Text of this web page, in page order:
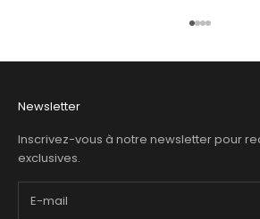
Aller à
Aller à
Aller à
Aller à
Newsletter
Inscrivez-vous à notre newsletter pour
exclusives.